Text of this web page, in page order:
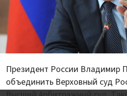
Президент России Владимир
объединить Верховный суд